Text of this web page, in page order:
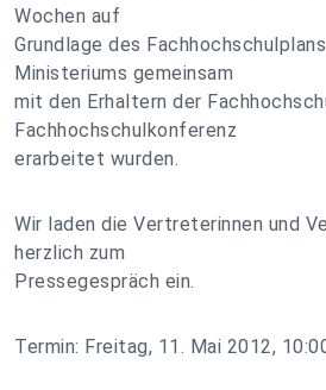
Wochen auf
Grundlage des
Ministeriums gemeinsam
mit den Erhaltern der
Fachhochschulkonferenz
erarbeitet wurden.
Wir laden die Vertreterinnen und
herzlich zum
Pressegespräch ein.
Termin: Freitag, 11. Mai 2012,